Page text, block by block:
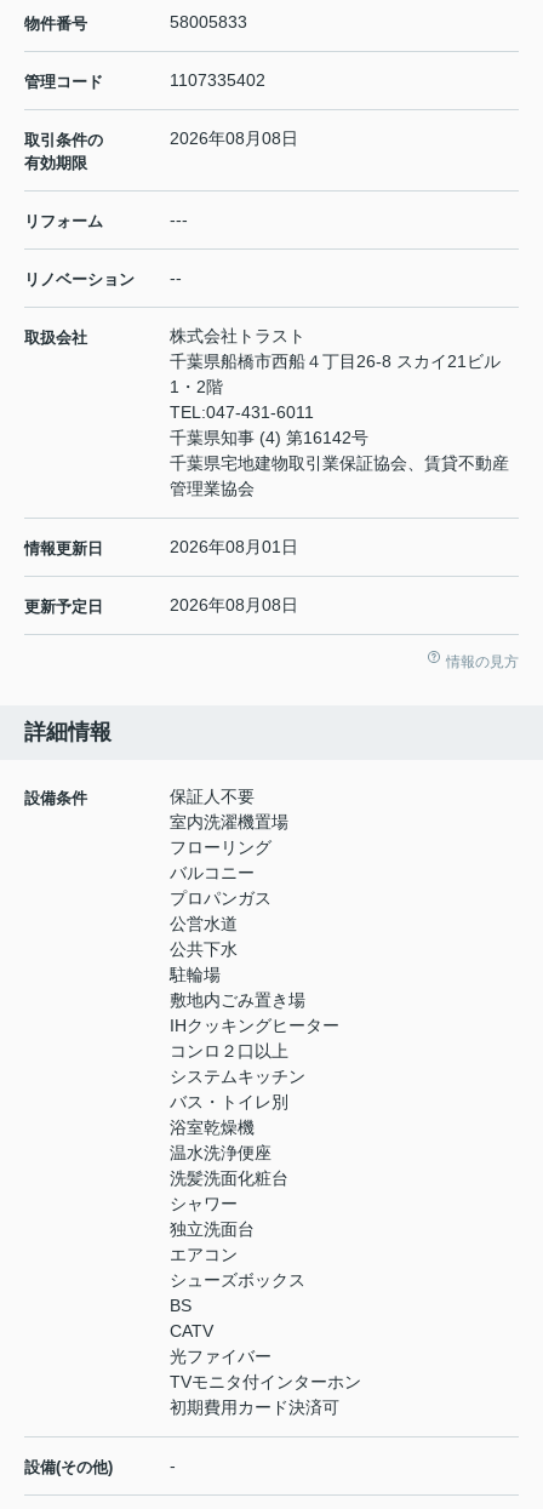
物件番号 58005833
管理コード 1107335402
取引条件の
有効期限
2026年08月08日
リフォーム ---
リノベーション --
取扱会社
株式会社トラスト
千葉県船橋市西船４丁目26-8 スカイ21ビル
1・2階
TEL:047-431-6011
千葉県知事 (4) 第16142号
千葉県宅地建物取引業保証協会、賃貸不動産
管理業協会
情報更新日 2026年08月01日
更新予定日 2026年08月08日
情報の見方
詳細情報
設備条件
保証人不要
室内洗濯機置場
フローリング
バルコニー
プロパンガス
公営水道
公共下水
駐輪場
敷地内ごみ置き場
IHクッキングヒーター
コンロ２口以上
システムキッチン
バス・トイレ別
浴室乾燥機
温水洗浄便座
洗髪洗面化粧台
シャワー
独立洗面台
エアコン
シューズボックス
BS
CATV
光ファイバー
TVモニタ付インターホン
初期費用カード決済可
設備(その他) -